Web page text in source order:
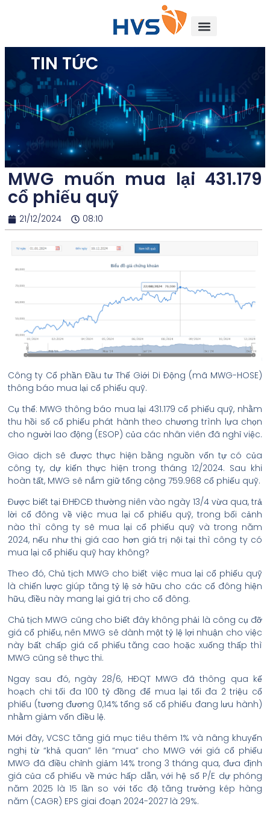
TIN TỨC
MWG muốn mua lại 431.179
cổ phiếu quỹ
21/12/2024 08:10
Công ty Cổ phần Đầu tư Thế Giới Di Động (mã MWG-HOSE)
thông báo mua lại cổ phiếu quỹ.
Cụ thể: MWG thông báo mua lại 431.179 cổ phiếu quỹ, nhằm
thu hồi số cổ phiếu phát hành theo chương trình lựa chọn
cho người lao động (ESOP) của các nhân viên đã nghỉ việc.
Giao dịch sẽ được thực hiện bằng nguồn vốn tự có của
công ty, dự kiến thực hiện trong tháng 12/2024. Sau khi
hoàn tất, MWG sẽ nắm giữ tổng cộng 759.968 cổ phiếu quỹ.
Được biết tại ĐHĐCĐ thường niên vào ngày 13/4 vừa qua, trả
lời cổ đông về việc mua lại cổ phiếu quỹ, trong bối cảnh
nào thì công ty sẽ mua lại cổ phiếu quỹ và trong năm
2024, nếu như thị giá cao hơn giá trị nội tại thì công ty có
mua lại cổ phiếu quỹ hay không?
Theo đó, Chủ tịch MWG cho biết việc mua lại cổ phiếu quỹ
là chiến lược giúp tăng tỷ lệ sở hữu cho các cổ đông hiện
hữu, điều này mang lại giá trị cho cổ đông.
Chủ tịch MWG cũng cho biết đây không phải là công cụ đỡ
giá cổ phiếu, nên MWG sẽ dành một tỷ lệ lợi nhuận cho việc
này bất chấp giá cổ phiếu tăng cao hoặc xuống thấp thì
MWG cũng sẽ thực thi.
Ngay sau đó, ngày 28/6, HĐQT MWG đã thông qua kế
hoạch chi tối đa 100 tỷ đồng để mua lại tối đa 2 triệu cổ
phiếu (tương đương 0,14% tổng số cổ phiếu đang lưu hành)
nhằm giảm vốn điều lệ.
Mới đây, VCSC tăng giá mục tiêu thêm 1% và nâng khuyến
nghị từ “khả quan” lên “mua” cho MWG với giá cổ phiếu
MWG đã điều chỉnh giảm 14% trong 3 tháng qua, đưa định
giá của cổ phiếu về mức hấp dẫn, với hệ số P/E dự phóng
năm 2025 là 15 lần so với tốc độ tăng trưởng kép hàng
năm (CAGR) EPS giai đoạn 2024-2027 là 29%.